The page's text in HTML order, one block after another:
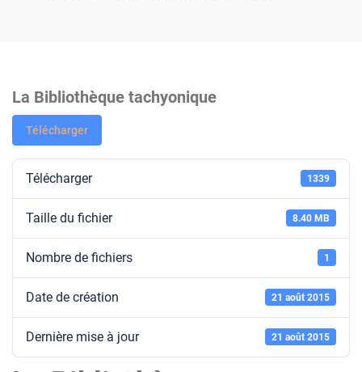
La Bibliothèque tachyonique
Télécharger
Télécharger 1339
Taille du fichier 8.40 MB
Nombre de fichiers 1
Date de création 21 août 2015
Dernière mise à jour 21 août 2015